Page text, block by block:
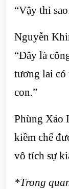
“Vậy thì
Nguyễn
“Đây là
tương lai có
con.”
Phùng Xảo
kiềm chế
vô tích sự
*Trong